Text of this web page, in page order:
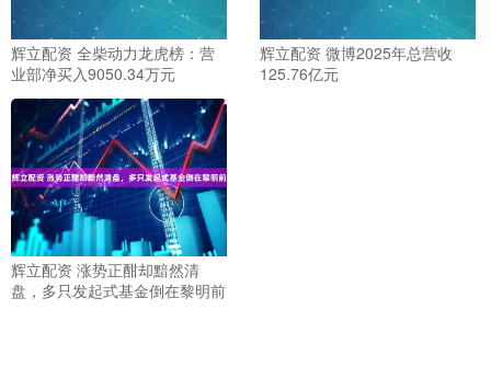
辉立配资 全柴动力龙虎榜：营
业部净买入9050.34万元
辉立配资 微博2025年总营收
125.76亿元
辉立配资 涨势正酣却黯然清
盘，多只发起式基金倒在黎明前